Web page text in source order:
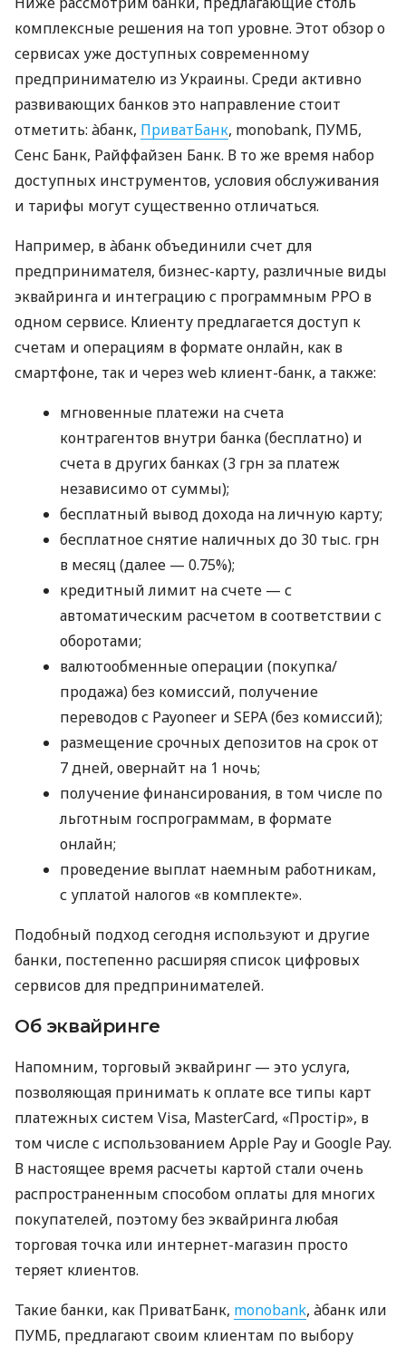
комплексные решения на топ уровне. Этот обзор о
сервисах уже доступных современному
предпринимателю из Украины. Среди активно
развивающих банков это направление стоит
отметить: àбанк, ПриватБанк, monobank, ПУМБ,
Сенс Банк, Райффайзен Банк. В то же время набор
доступных инструментов, условия обслуживания
и тарифы могут существенно отличаться.
Например, в àбанк объединили счет для
предпринимателя, бизнес-карту, различные виды
эквайринга и интеграцию с программным РРО в
одном сервисе. Клиенту предлагается доступ к
счетам и операциям в формате онлайн, как в
смартфоне, так и через web клиент-банк, а также:
мгновенные платежи на счета
контрагентов внутри банка (бесплатно) и
счета в других банках (3 грн за платеж
независимо от суммы);
бесплатный вывод дохода на личную карту;
бесплатное снятие наличных до 30 тыс. грн
в месяц (далее — 0.75%);
кредитный лимит на счете — с
автоматическим расчетом в соответствии с
оборотами;
валютообменные операции (покупка/
продажа) без комиссий, получение
переводов с Payoneer и SEPA (без комиссий);
размещение срочных депозитов на срок от
7 дней, овернайт на 1 ночь;
получение финансирования, в том числе по
льготным госпрограммам, в формате
онлайн;
проведение выплат наемным работникам,
с уплатой налогов «в комплекте».
Подобный подход сегодня используют и другие
банки, постепенно расширяя список цифровых
сервисов для предпринимателей.
Об эквайринге
Напомним, торговый эквайринг — это услуга,
позволяющая принимать к оплате все типы карт
платежных систем Visa, MasterCard, «Простір», в
том числе с использованием Apple Pay и Google Pay.
В настоящее время расчеты картой стали очень
распространенным способом оплаты для многих
покупателей, поэтому без эквайринга любая
торговая точка или интернет-магазин просто
теряет клиентов.
Такие банки, как ПриватБанк, monobank, àбанк или
ПУМБ, предлагают своим клиентам по выбору